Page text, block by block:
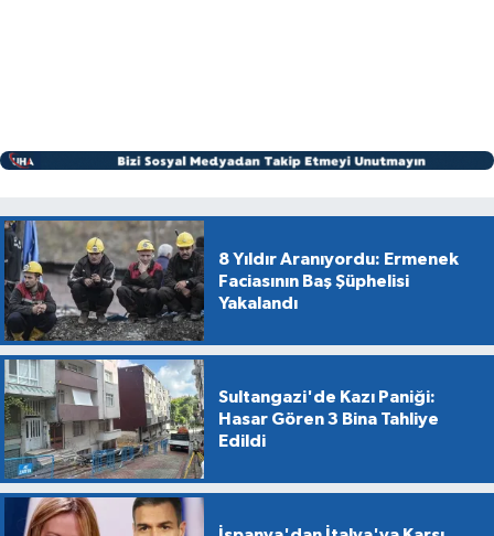
8 Yıldır Aranıyordu: Ermenek
Faciasının Baş Şüphelisi
Yakalandı
Sultangazi'de Kazı Paniği:
Hasar Gören 3 Bina Tahliye
Edildi